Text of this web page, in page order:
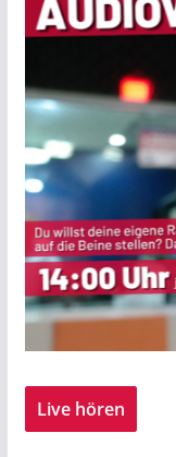
Live hören